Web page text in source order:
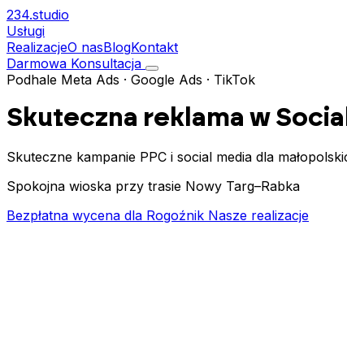
234.studio
Usługi
RealizacjeO nasBlogKontakt
Darmowa Konsultacja
Podhale Meta Ads · Google Ads · TikTok
Skuteczna reklama w
Skuteczne kampanie PPC i social media dla
Spokojna wioska przy trasie Nowy Targ–Rabka
Bezpłatna wycena dla Rogoźnik Nasze realizacje